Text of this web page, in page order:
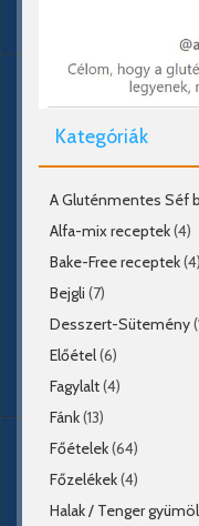
Kategóriák
A Gluténmentes Séf
Alfa-mix receptek(4)
Bake-Free receptek(4)
Bejgli (7)
Desszert-Sütemény
Előétel(6)
Fagylalt(4)
Fánk(13)
Főételek(64)
Főzelékek(4)
Halak / Tenger